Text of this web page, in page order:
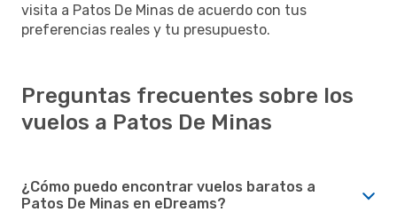
visita a Patos De Minas de acuerdo con tus
preferencias reales y tu presupuesto.
Preguntas frecuentes sobre los
vuelos a Patos De Minas
¿Cómo puedo encontrar vuelos baratos a
Patos De Minas en eDreams?